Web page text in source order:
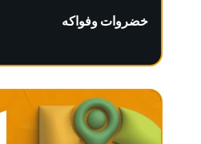
خضروات وفواكه